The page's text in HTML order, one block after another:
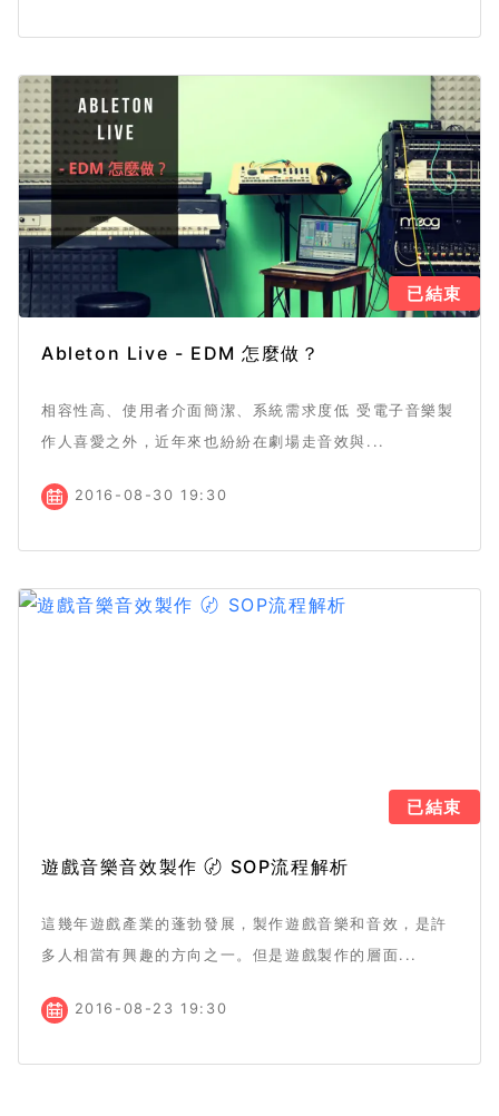
已結束
Ableton Live - EDM 怎麼做？
相容性高、使用者介面簡潔、系統需求度低 受電子音樂製
作人喜愛之外，近年來也紛紛在劇場走音效與...
2016-08-30 19:30
已結束
遊戲音樂音效製作 〄 SOP流程解析
這幾年遊戲產業的蓬勃發展，製作遊戲音樂和音效，是許
多人相當有興趣的方向之一。但是遊戲製作的層面...
2016-08-23 19:30